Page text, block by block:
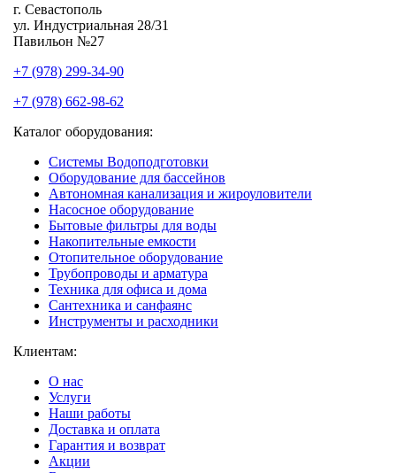
г. Севастополь
ул. Индустриальная 28/31
Павильон №27
+7 (978) 299-34-90
+7 (978) 662-98-62
Каталог оборудования:
Системы Водоподготовки
Оборудование для бассейнов
Автономная канализация и жироуловители
Насосное оборудование
Бытовые фильтры для воды
Накопительные емкости
Отопительное оборудование
Трубопроводы и арматура
Техника для офиса и дома
Сантехника и санфаянс
Инструменты и расходники
Клиентам:
О нас
Услуги
Наши работы
Доставка и оплата
Гарантия и возврат
Акции